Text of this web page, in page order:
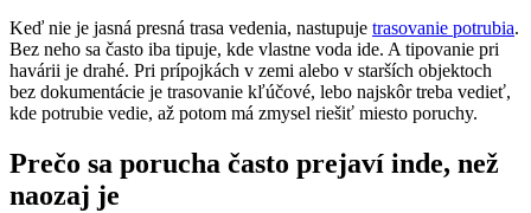
Keď nie je jasná presná trasa vedenia, nastupuje trasovanie potrubia.
Bez neho sa často iba tipuje, kde vlastne voda ide. A tipovanie pri
havárii je drahé. Pri prípojkách v zemi alebo v starších objektoch
bez dokumentácie je trasovanie kľúčové, lebo najskôr treba vedieť,
kde potrubie vedie, až potom má zmysel riešiť miesto poruchy.
Prečo sa porucha často prejaví inde, než
naozaj je